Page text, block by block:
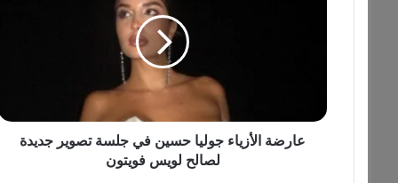
ز
عارضة الأزياء جوليا حسين في جلسة تصوير جديدة
لصالح لويس فويتون